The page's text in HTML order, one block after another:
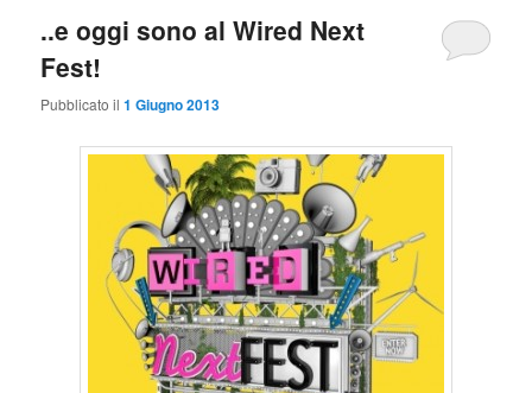
..e oggi sono al Wired Next
Fest!
Pubblicato il1 Giugno 2013